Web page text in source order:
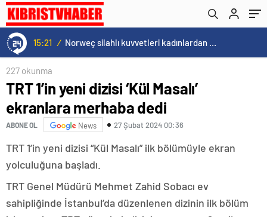
15:20 / Cristiano Ronaldo’nun akıllara zarar tüm kariyerinin istatistiğini çıkardık !
227 okunma
TRT 1’in yeni dizisi ‘Kül Masalı’
ekranlara merhaba dedi
ABONE OL News 27 Şubat 2024 00:36
TRT 1’in yeni dizisi “Kül Masalı” ilk bölümüyle ekran
yolculuğuna başladı.
TRT Genel Müdürü Mehmet Zahid Sobacı ev
sahipliğinde İstanbul’da düzenlenen dizinin ilk bölüm
TOPLUYOR!..